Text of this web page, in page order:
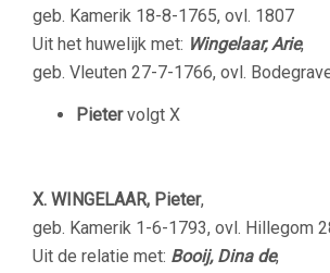
geb. Kamerik 18-8-1765, ovl. 1807
Uit het huwelijk met: Wingelaar, Arie,
geb. Vleuten 27-7-1766, ovl.
Pietervolgt X
X. WINGELAAR, Pieter,
geb. Kamerik 1-6-1793, ovl. Hillegom
Uit de relatie met: Booij, Dina de,